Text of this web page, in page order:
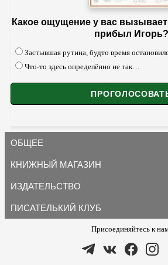
Какое ощущение у вас
прибыл Игорь?
Застывшая рутина, будто время
Что-то здесь определённо не так…
ОБЩЕЕ
КНИЖНЫЙ МАГАЗИН
ИЗДАТЕЛЬСТВО
ПИСАТЕЛЬКИЙ КЛУБ
Присоединяйтесь к